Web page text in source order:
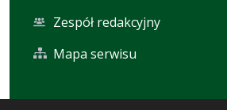
Zespół redakcyjny
Mapa serwisu